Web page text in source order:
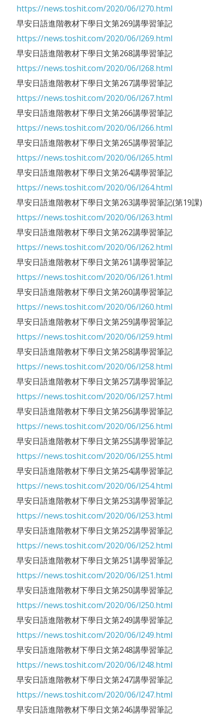
https://news.toshit.com/2020/06/l270.html
早安日語進階教材下學日文第269講學習筆記
https://news.toshit.com/2020/06/l269.html
早安日語進階教材下學日文第268講學習筆記
https://news.toshit.com/2020/06/l268.html
早安日語進階教材下學日文第267講學習筆記
https://news.toshit.com/2020/06/l267.html
早安日語進階教材下學日文第266講學習筆記
https://news.toshit.com/2020/06/l266.html
早安日語進階教材下學日文第265講學習筆記
https://news.toshit.com/2020/06/l265.html
早安日語進階教材下學日文第264講學習筆記
https://news.toshit.com/2020/06/l264.html
早安日語進階教材下學日文第263講學習筆記(第19課)
https://news.toshit.com/2020/06/l263.html
早安日語進階教材下學日文第262講學習筆記
https://news.toshit.com/2020/06/l262.html
早安日語進階教材下學日文第261講學習筆記
https://news.toshit.com/2020/06/l261.html
早安日語進階教材下學日文第260講學習筆記
https://news.toshit.com/2020/06/l260.html
早安日語進階教材下學日文第259講學習筆記
https://news.toshit.com/2020/06/l259.html
早安日語進階教材下學日文第258講學習筆記
https://news.toshit.com/2020/06/l258.html
早安日語進階教材下學日文第257講學習筆記
https://news.toshit.com/2020/06/l257.html
早安日語進階教材下學日文第256講學習筆記
https://news.toshit.com/2020/06/l256.html
早安日語進階教材下學日文第255講學習筆記
https://news.toshit.com/2020/06/l255.html
早安日語進階教材下學日文第254講學習筆記
https://news.toshit.com/2020/06/l254.html
早安日語進階教材下學日文第253講學習筆記
https://news.toshit.com/2020/06/l253.html
早安日語進階教材下學日文第252講學習筆記
https://news.toshit.com/2020/06/l252.html
早安日語進階教材下學日文第251講學習筆記
https://news.toshit.com/2020/06/l251.html
早安日語進階教材下學日文第250講學習筆記
https://news.toshit.com/2020/06/l250.html
早安日語進階教材下學日文第249講學習筆記
https://news.toshit.com/2020/06/l249.html
早安日語進階教材下學日文第248講學習筆記
https://news.toshit.com/2020/06/l248.html
早安日語進階教材下學日文第247講學習筆記
https://news.toshit.com/2020/06/l247.html
早安日語進階教材下學日文第246講學習筆記